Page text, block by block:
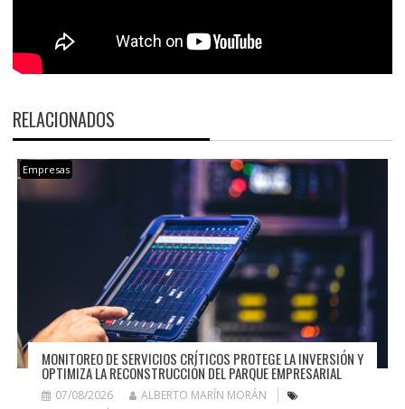
RELACIONADOS
Empresas
MONITOREO DE SERVICIOS CRÍTICOS PROTEGE LA INVERSIÓN Y
OPTIMIZA LA RECONSTRUCCIÓN DEL PARQUE EMPRESARIAL
07/08/2026
ALBERTO MARÍN MORÁN